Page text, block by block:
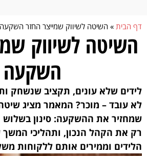
דף הבית » השיטה לשיווק שמייצר החזר השקעה
השיטה לשיווק
השקעה
לידים שלא עונים, תקציב שנשחק
לא עובד – מוכר? המאמר מציג
שמחזיר את ההשקעה: סינון בשלוש
רק את הקהל הנכון, ותהליכי
הלידים וממירים אותם ללקוחות